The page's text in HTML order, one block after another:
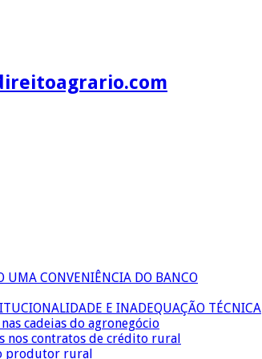
UMA CONVENIÊNCIA DO BANCO
E INADEQUAÇÃO TÉCNICA
cadeias do agronegócio
nos contratos de crédito rural
produtor rural